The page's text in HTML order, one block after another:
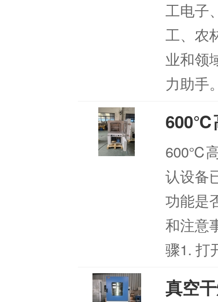
工电子
工、农
业和领
力助手
600℃
600℃
认设备
功能是
和注意
骤1. 打
真空